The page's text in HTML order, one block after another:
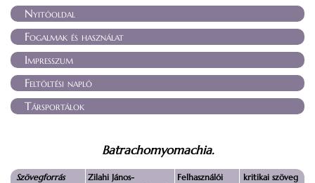
Nyitóoldal
Fogalmak és használat
Impresszum
Feltöltési napló
Társportálok
Batrachomyomachia.
Szövegforrás
Zilahi János-
Felhasználói
kritikai szöveg